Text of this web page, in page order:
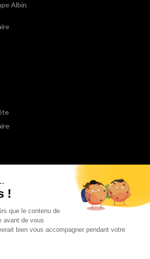
!
que le contenu de
avant de vous
bien vous accompagner pendant votre
Albin